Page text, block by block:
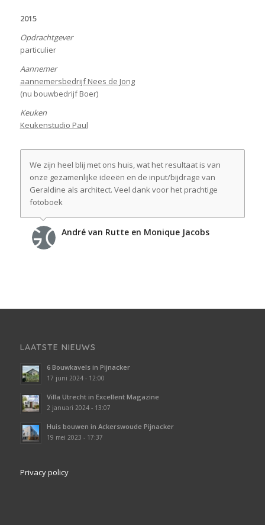
2015
Opdrachtgever
particulier
Aannemer
aannemersbedrijf Nees de Jong
(nu bouwbedrijf Boer)
Keuken
Keukenstudio Paul
We zijn heel blij met ons huis, wat het resultaat is van
onze gezamenlijke ideeën en de input/bijdrage van
Geraldine als architect. Veel dank voor het prachtige
fotoboek
André van Rutte en Monique Jacobs
LAATSTE NIEUWS
6 Bouwkavels in Pijnacker
17 juni 2024 - 12:00
Villa Utrecht in Excellent Magazine
2 januari 2024 - 13:07
Huis bouwen in Ackerswoude Pijnacker
19 mei 2023 - 17:37
Privacy policy